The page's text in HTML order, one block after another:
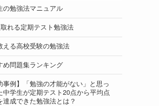
の勉強法マニュアル
れる定期テスト勉強法
える高校受験の勉強法
め問題集ランキング
事例】「勉強の才能がない」と思っ
中学生が定期テスト20点から平均点
達成できた勉強法とは？